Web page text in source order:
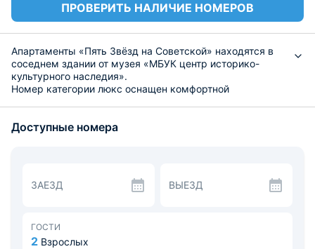
ПРОВЕРИТЬ НАЛИЧИЕ НОМЕРОВ
Апартаменты «Пять Звёзд на Советской» находятся в
соседнем здании от музея «МБУК центр историко-
культурного наследия».
Номер категории люкс оснащен комфортной
столик. Собственный санузел оснащен просторной
микроволновкой и чайником. Пользоваться можно
столовыми приборами и посудой.
и балета имени М.И. Глинки». Аэропорт Челябинск в
16,5 км. До ж/д вокзала 2,4 км.
Доступные номера
ЗАЕЗД ВЫЕЗД
ГОСТИ
2 Взрослых